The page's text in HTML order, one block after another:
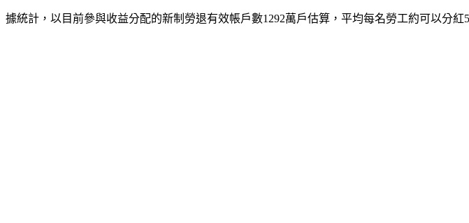
據統計，以目前參與收益分配的新制勞退有效帳戶數1292萬戶估算，平均每名勞工約可以分紅5